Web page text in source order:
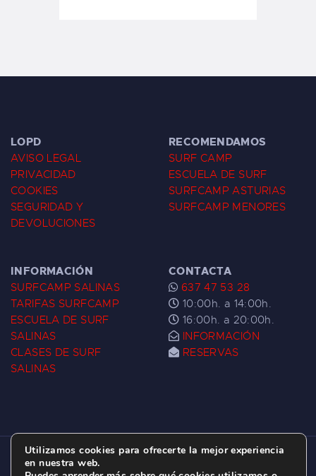
LOPD
AVISO LEGAL
PRIVACIDAD
COOKIES
SEGURIDAD Y
DEVOLUCIONES
RECOMENDAMOS
SURF CAMP
ESCUELA DE SURF
SURFCAMP ASTURIAS
SURFCAMP MENORES
INFORMACIÓN
SURFCAMP SALINAS
TARIFAS SURFCAMP
ESCUELA DE SURF
SALINAS
CLASES DE SURF
SALINAS
CONTACTA
637 47 53 28
10:00h. a 14:00h.
16:00h. a 20:00h.
INFORMACIÓN
RESERVAS
ESCUELA DE SURF LAS DUNAS ©
2026.
Utilizamos cookies para ofrecerte la mejor experiencia
en nuestra web.